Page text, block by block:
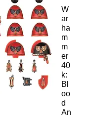
W
ar
ha
m
m
er
40
k:
Bl
oo
d
An